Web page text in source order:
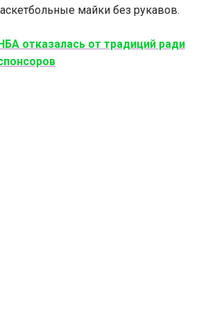
майки без рукавов.
отказалась от традиций ради